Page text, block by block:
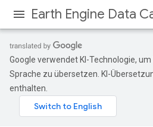
Earth Engine Data
Google verwendet KI-Technologie,
Sprache zu übersetzen. KI-
enthalten.